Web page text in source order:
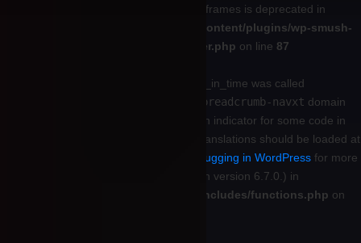
Smush\Core\Modules\Helpers\Parser::$iframes is deprecated in
/home/wheeefqz/pin-up-play.net/wp-content/plugins/wp-smush-
pro/core/modules/helpers/class-parser.php on line 87
: Function _load_textdomain_just_in_time was called
breadcrumb-navxt domain
was triggered too early. This is usually an indicator for some code in
the plugin or theme running too early. Translations should be loaded at
Debugging in WordPress for more
information. (This message was added in version 6.7.0.) in
/home/wheeefqz/pin-up-play.net/wp-includes/functions.php on